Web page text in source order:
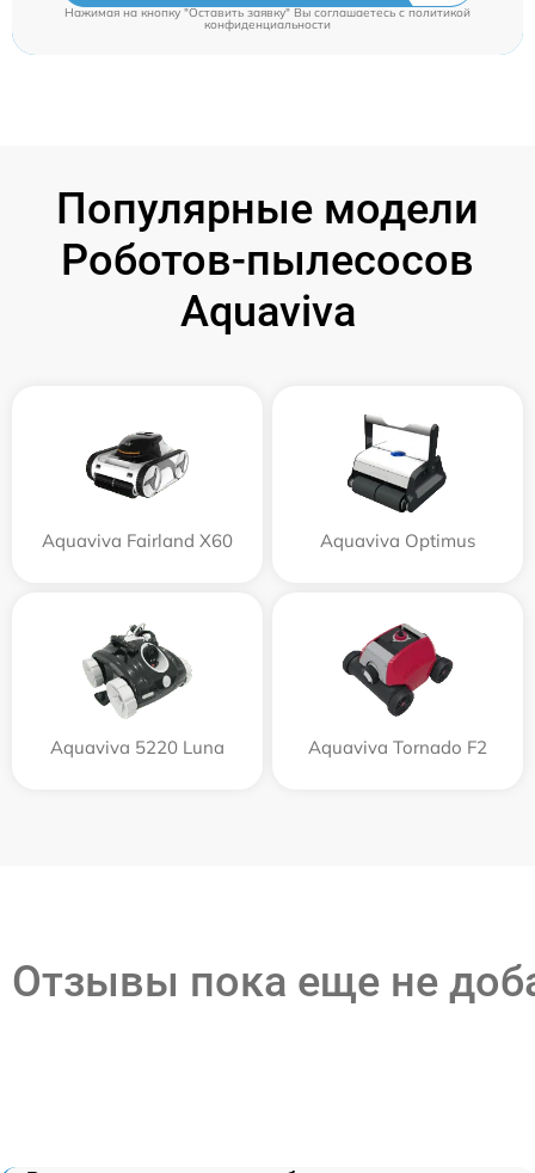
Нажимая на кнопку "Оставить заявку" Вы соглашаетесь c политикой
конфиденциальности
Популярные модели
Роботов-пылесосов
Aquaviva
Aquaviva Fairland X60 Aquaviva Optimus
Aquaviva 5220 Luna Aquaviva Tornado F2
Отзывы пока еще не